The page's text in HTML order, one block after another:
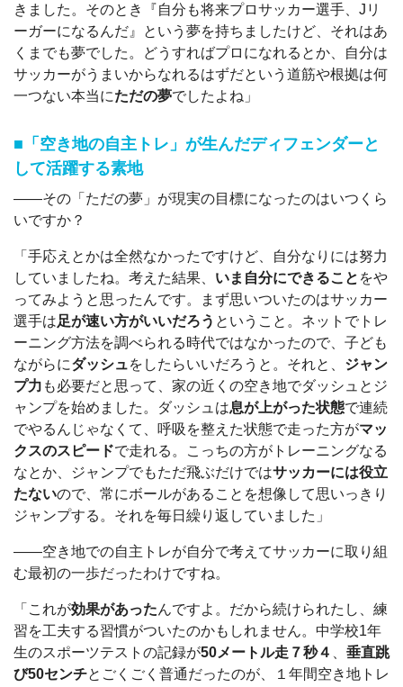
きました。そのとき『自分も将来プロサッカー選手、Jリ
ーガーになるんだ』という夢を持ちましたけど、それはあ
くまでも夢でした。どうすればプロになれるとか、自分は
サッカーがうまいからなれるはずだという道筋や根拠は何
一つない本当にただの夢でしたよね」
■「空き地の自主トレ」が生んだディフェンダーと
して活躍する素地
――その「ただの夢」が現実の目標になったのはいつくら
いですか？
「手応えとかは全然なかったですけど、自分なりには努力
していましたね。考えた結果、 いま自分にできること をや
ってみようと思ったんです。まず思いついたのはサッカー
選手は足が速い方がいいだろう ということ。ネットでトレ
ーニング方法を調べられる時代ではなかったので、子ども
ながらにダッシュをしたらいいだろうと。それと、 ジャン
プ力 も必要だと思って、家の近くの空き地でダッシュとジ
ャンプを始めました。ダッシュは息が上がった状態で連続
でやるんじゃなくて、呼吸を整えた状態で走った方がマッ
クスのスピードで走れる。こっちの方がトレーニングなる
なとか、ジャンプでもただ飛ぶだけではサッカーには役立
たないので、常にボールがあることを想像して思いっきり
ジャンプする。それを毎日繰り返していました」
――空き地での自主トレが自分で考えてサッカーに取り組
む最初の一歩だったわけですね。
「これが効果があったんですよ。だから続けられたし、練
習を工夫する習慣がついたのかもしれません。中学校1年
生のスポーツテストの記録が50メートル走７秒４ 、 垂直跳
び50センチとごくごく普通だったのが、１年間空き地トレ